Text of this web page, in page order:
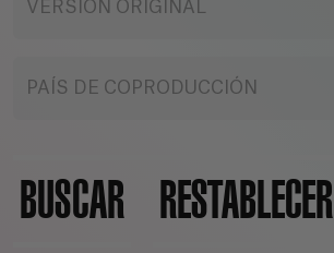
VERSIÓN ORIGINAL
PAÍS DE COPRODUCCIÓN
BUSCAR RESTABLECER